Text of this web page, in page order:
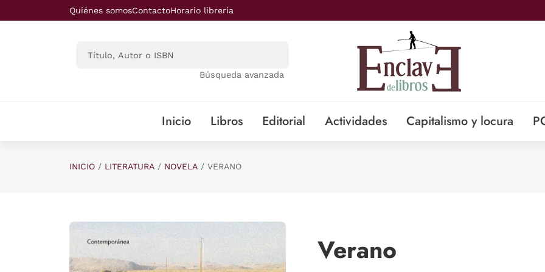
Saltar al contenido principal
Quiénes somosContactoHorario librería
Búsqueda avanzada
Inicio Libros Editorial Actividades Capitalismo y locura
INICIO LITERATURA NOVELA VERANO
Verano